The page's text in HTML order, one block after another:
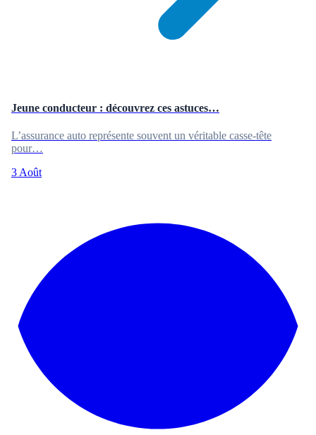
Jeune conducteur : découvrez ces astuces…
L’assurance auto représente souvent un véritable casse-tête
pour…
3 Août